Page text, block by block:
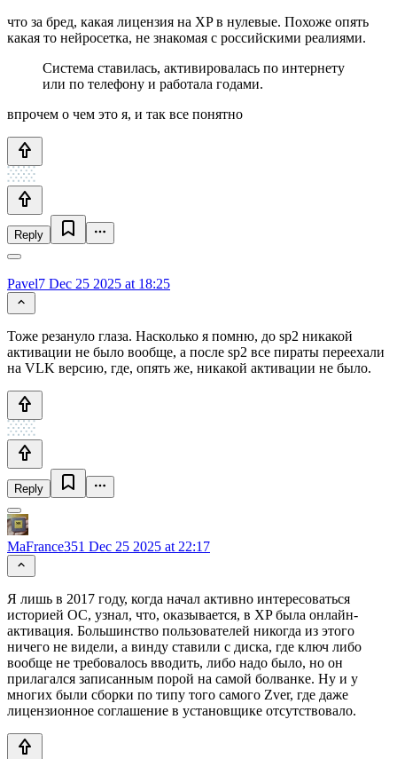
что за бред, какая лицензия на XP в нулевые. Похоже опять
какая то нейросетка, не знакомая с российскими реалиями.
Система ставилась, активировалась по интернету
или по телефону и работала годами.
впрочем о чем это я, и так все понятно
Reply
Pavel7 Dec 25 2025 at 18:25
Тоже резануло глаза. Насколько я помню, до sp2 никакой
активации не было вообще, а после sp2 все пираты переехали
на VLK версию, где, опять же, никакой активации не было.
Reply
MaFrance351 Dec 25 2025 at 22:17
Я лишь в 2017 году, когда начал активно интересоваться
историей ОС, узнал, что, оказывается, в XP была онлайн-
активация. Большинство пользователей никогда из этого
ничего не видели, а винду ставили с диска, где ключ либо
вообще не требовалось вводить, либо надо было, но он
прилагался записанным порой на самой болванке. Ну и у
многих были сборки по типу того самого Zver, где даже
лицензионное соглашение в установщике отсутствовало.